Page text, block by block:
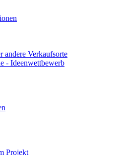
andere Verkaufsorte
- Ideenwettbewerb
Projekt